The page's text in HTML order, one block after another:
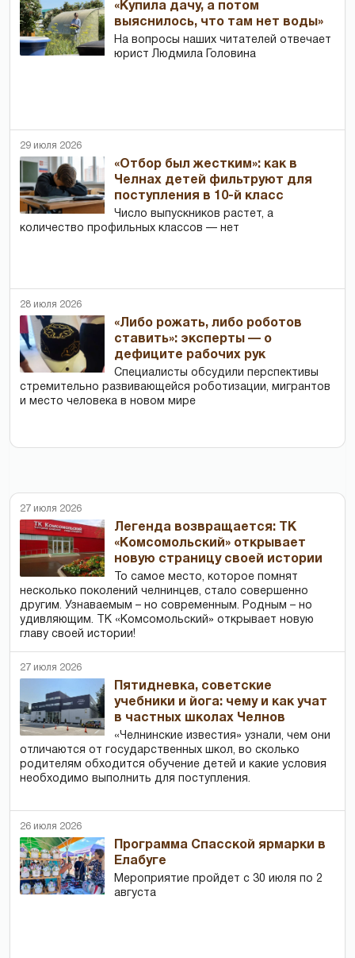
«Купила дачу, а потом
выяснилось, что там нет воды»
На вопросы наших читателей отвечает
юрист Людмила Головина
29 июля 2026
«Отбор был жестким»: как в
Челнах детей фильтруют для
поступления в 10-й класс
Число выпускников растет, а
количество профильных классов — нет
28 июля 2026
«Либо рожать, либо роботов
ставить»: эксперты — о
дефиците рабочих рук
Специалисты обсудили перспективы
стремительно развивающейся роботизации, мигрантов
и место человека в новом мире
27 июля 2026
Легенда возвращается: ТК
«Комсомольский» открывает
новую страницу своей истории
То самое место, которое помнят
несколько поколений челнинцев, стало совершенно
другим. Узнаваемым – но современным. Родным – но
удивляющим. ТК «Комсомольский» открывает новую
главу своей истории!
27 июля 2026
Пятидневка, советские
учебники и йога: чему и как учат
в частных школах Челнов
«Челнинские известия» узнали, чем они
отличаются от государственных школ, во сколько
родителям обходится обучение детей и какие условия
необходимо выполнить для поступления.
26 июля 2026
Программа Спасской ярмарки в
Елабуге
Мероприятие пройдет с 30 июля по 2
августа